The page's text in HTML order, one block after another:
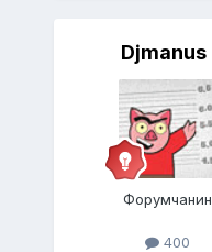
Djmanus
Форумчанин
400